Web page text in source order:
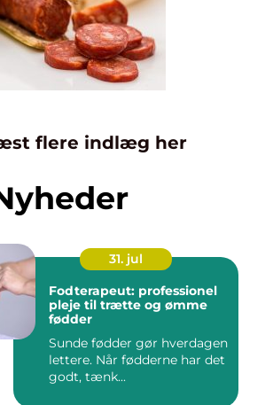
flere indlæg her
31. jul
Fodterapeut: professionel
pleje til trætte og ømme
fødder
Sunde fødder gør hverdagen
lettere. Når fødderne har det
godt, tænk...